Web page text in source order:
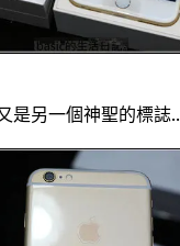
是另一個神聖的標誌..